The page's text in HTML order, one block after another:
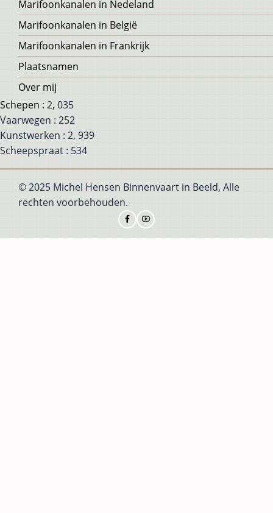
Marifoonkanalen in Nedeland
Marifoonkanalen in België
Marifoonkanalen in Frankrijk
Plaatsnamen
Over mij
Schepen : 2, 035
Vaarwegen : 252
Kunstwerken : 2, 939
Scheepspraat : 534
© 2025 Michel Hensen Binnenvaart in Beeld, Alle
rechten voorbehouden.